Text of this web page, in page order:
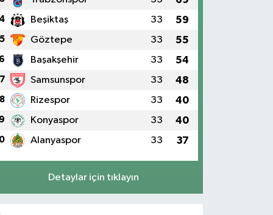
4 Beşiktaş 33 59
5 Göztepe 33 55
6 Başakşehir 33 54
7 Samsunspor 33 48
8 Rizespor 33 40
9 Konyaspor 33 40
Alanyaspor 33 37
Detaylar için tıklayın